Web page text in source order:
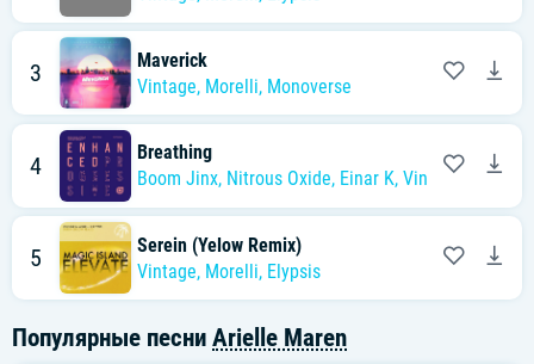
3
Maverick
Vintage, Morelli, Monoverse
4
Breathing
Boom Jinx, Nitrous Oxide, Einar K, Vintage Morelli
5
Serein (Yelow Remix)
Vintage, Morelli, Elypsis
Популярные песни Arielle Maren